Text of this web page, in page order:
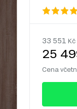
33 551
25
Cena